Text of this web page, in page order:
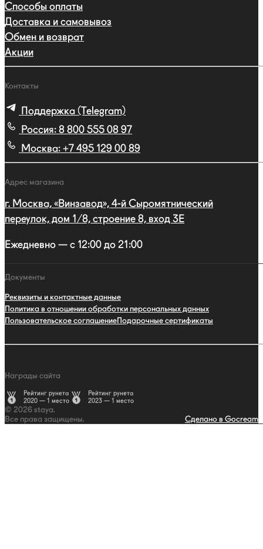
Способы оплаты
Доставка и самовывоз
Обмен и возврат
Акции
Контакты
Поддержка (Telegram)
Россия: 8 800 555 08 97
Москва: +7 495 129 00 89
Адрес магазина
г. Москва, «Винзавод», 4-й Сыромятнический
переулок, дом 1/8, строение 8, вход 3E
Ежедневно — с 12:00 до 21:00
Документы
Реквизиты и контактные данные
Политика в отношении обработки персональных данных
Пользовательское соглашениеПодарочные сертификаты
Награды сайта
Рейтинг рунета
2020 — 1 место
Рейтинг рунета
2023 — 1 место
© 2026 staya.
Все права защищены.
Сделано в Gocream